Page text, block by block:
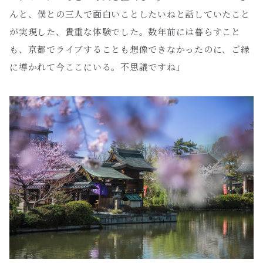
んと、僕との三人で面白いことしたいねと話していたこと
が実現した、貴重な体験でした。数年前には暮らすこと
も、京都でライブすることも想像できなかったのに、ご縁
に導かれて今ここにいる。不思議ですね」